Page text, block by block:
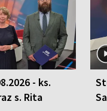
- ks.
s. Rita